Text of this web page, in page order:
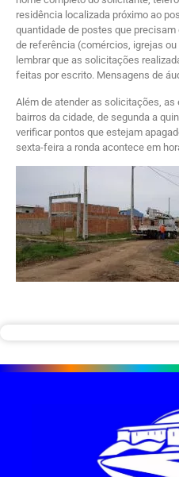
residência localizada próximo ao
quantidade de postes que
de referência (comércios, igrejas
lembrar que as solicitações
feitas por escrito. Mensagens de
Além de atender as solicitações, as
bairros da cidade, de segunda a
verificar pontos que estejam
sexta-feira a ronda acontece em